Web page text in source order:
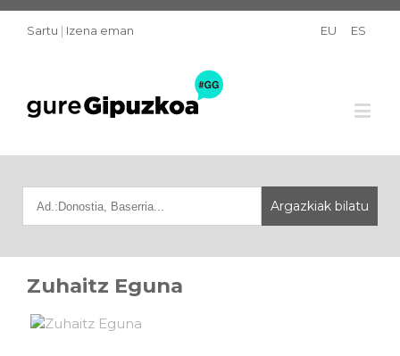
Sartu | Izena eman EU ES
Zuhaitz Eguna